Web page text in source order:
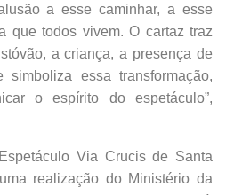
a esse caminhar, a esse
que todos vivem. O cartaz traz
a criança, a presença de
essa transformação,
o espírito do espetáculo”,
Via Crucis de Santa
realização do Ministério da